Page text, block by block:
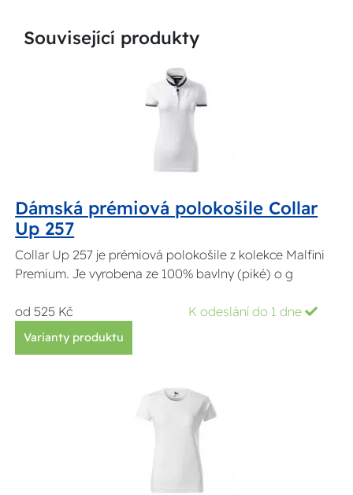
Související produkty
Dámská prémiová polokošile Collar
Up 257
Collar Up 257 je prémiová polokošile z kolekce Malfini
Premium. Je vyrobena ze 100% bavlny (piké) o g
od 525 Kč K odeslání do 1 dne
Varianty produktu